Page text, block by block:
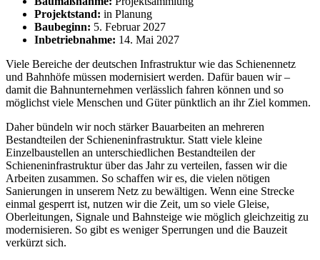
Projektstand: in Planung
Baubeginn: 5. Februar 2027
Inbetriebnahme: 14. Mai 2027
Viele Bereiche der deutschen Infrastruktur wie das Schienennetz
und Bahnhöfe müssen modernisiert werden. Dafür bauen wir –
damit die Bahnunternehmen verlässlich fahren können und so
möglichst viele Menschen und Güter pünktlich an ihr Ziel kommen.
Daher bündeln wir noch stärker Bauarbeiten an mehreren
Bestandteilen der Schieneninfrastruktur. Statt viele kleine
Einzelbaustellen an unterschiedlichen Bestandteilen der
Schieneninfrastruktur über das Jahr zu verteilen, fassen wir die
Arbeiten zusammen. So schaffen wir es, die vielen nötigen
Sanierungen in unserem Netz zu bewältigen. Wenn eine Strecke
einmal gesperrt ist, nutzen wir die Zeit, um so viele Gleise,
Oberleitungen, Signale und Bahnsteige wie möglich gleichzeitig zu
modernisieren. So gibt es weniger Sperrungen und die Bauzeit
verkürzt sich.